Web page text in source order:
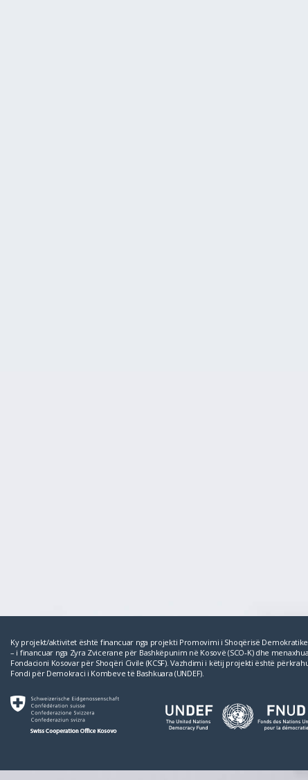
Ky projekt/aktivitet është financuar nga projekti Promovimi i Shoqërisë Demokratike
– i financuar nga Zyra Zvicerane për Bashkëpunim në Kosovë (SCO‐K) dhe
Fondacioni Kosovar për Shoqëri Civile (KCSF). Vazhdimi i këtij projekti është
Fondi për Demokraci i Kombeve të Bashkuara (UNDEF).